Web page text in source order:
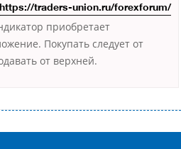
https://traders-union.ru/forexforum/
приобретает
Покупать следует от
от верхней.
Вам добре знайомі незручності